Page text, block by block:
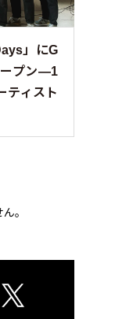
」にG
ープン—1
ティスト
。